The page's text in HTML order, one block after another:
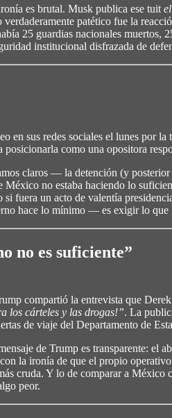
es brutal. Musk publica ese tuit
verdaderamente patético fue la
25 guardias nacionales
institucional disfrazada de
en sus redes sociales el lunes por
posicionarla como una opositora
claros — la detención (y
México no estaba haciendo lo
fuera un acto de valentía
hace lo mínimo — es exigir lo que
no es suficiente”
compartió la entrevista que
los cárteles y las drogas!”. La
de viaje del Departamento de
de Trump es transparente: el
la ironía de que el propio
cruda. Y lo de comparar a
peor.